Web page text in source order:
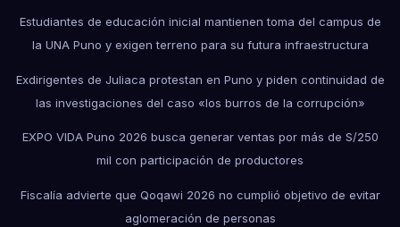
Estudiantes de educación inicial mantienen toma del campus de
la UNA Puno y exigen terreno para su futura infraestructura
Exdirigentes de Juliaca protestan en Puno y piden continuidad de
las investigaciones del caso «los burros de la corrupción»
EXPO VIDA Puno 2026 busca generar ventas por más de S/250
mil con participación de productores
Fiscalía advierte que Qoqawi 2026 no cumplió objetivo de evitar
aglomeración de personas